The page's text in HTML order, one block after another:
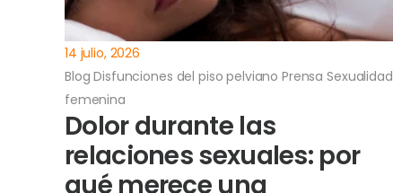
14 julio, 2026
Blog Disfunciones del piso pelviano Prensa Sexualidad
femenina
Dolor durante las
relaciones sexuales: por
qué merece una